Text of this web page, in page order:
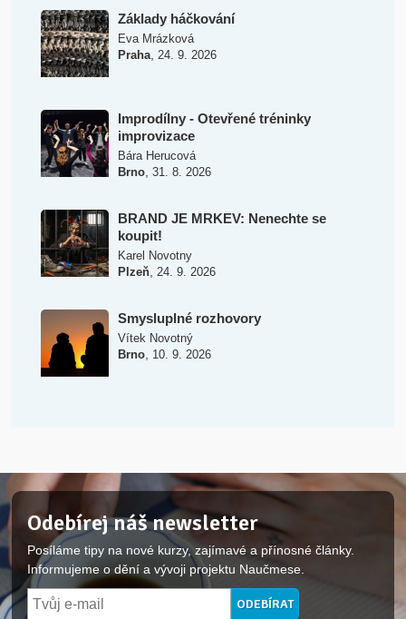
Základy háčkování
Eva Mrázková
Praha, 24. 9. 2026
Improdílny - Otevřené tréninky
improvizace
Bára Herucová
Brno, 31. 8. 2026
BRAND JE MRKEV: Nenechte se
koupit!
Karel Novotny
Plzeň, 24. 9. 2026
Smysluplné rozhovory
Vítek Novotný
Brno, 10. 9. 2026
Odebírej náš newsletter
Posíláme tipy na nové kurzy, zajímavé a přínosné články.
Informujeme o dění a vývoji projektu Naučmese.